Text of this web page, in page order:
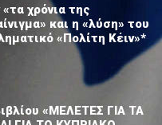
«τα χρόνια της
και η «λύση» του
«Πολίτη Κέιν»*
«ΜΕΛΕΤΕΣ ΓΙΑ ΤΑ